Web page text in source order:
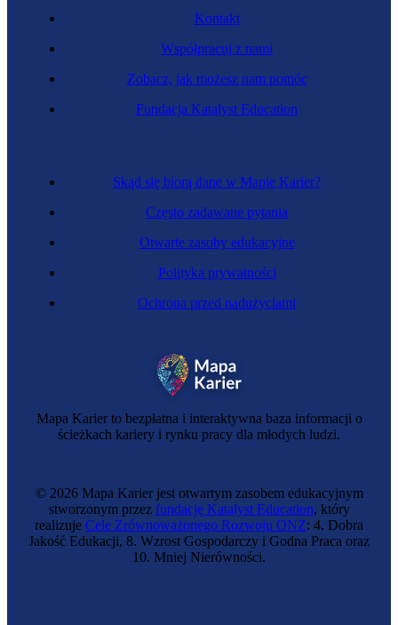
Zawód regulowany
Zawód regulowany
Endokrynolożka
Mapa Karier to bezpłatna i interaktywna baza informacji o
ścieżkach kariery i rynku pracy dla młodych ludzi.
Skąd się biorą dane w Mapie Karier?
Często zadawane pytania
Otwarte zasoby edukacyjne
Polityka prywatności
Ochrona przed nadużyciami
Kontakt
Współpracuj z nami
Zobacz, jak możesz nam pomóc
Fundacja Katalyst Education
© 2026 Mapa Karier jest otwartym zasobem edukacyjnym
stworzonym przez fundację Katalyst Education, który
realizuje Cele Zrównoważonego Rozwoju ONZ: 4. Dobra
Jakość Edukacji, 8. Wzrost Gospodarczy i Godna Praca oraz
10. Mniej Nierówności.